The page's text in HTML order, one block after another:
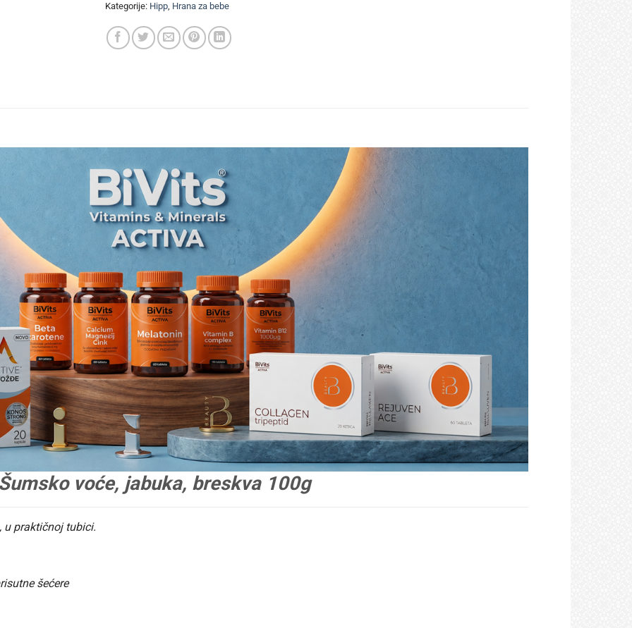
Kategorije: Hipp, Hrana za bebe
voće, jabuka, breskva 100g
u praktičnoj tubici.
šećere